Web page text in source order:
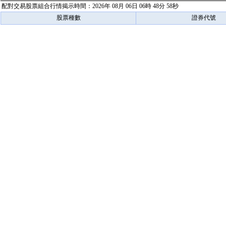
配對交易股票組合行情揭示時間：2026年 08月 06日 06時 48分 58秒
股票種數
證券代號